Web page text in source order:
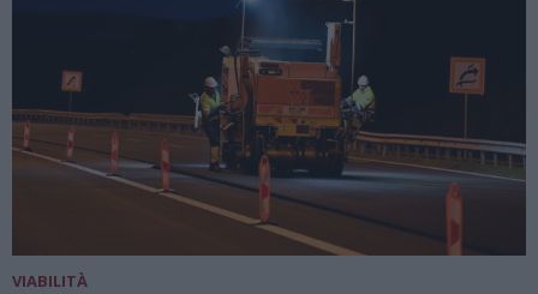
VIABILITÀ